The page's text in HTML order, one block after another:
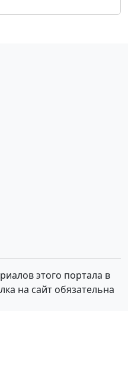
этого портала в
на сайт обязательна